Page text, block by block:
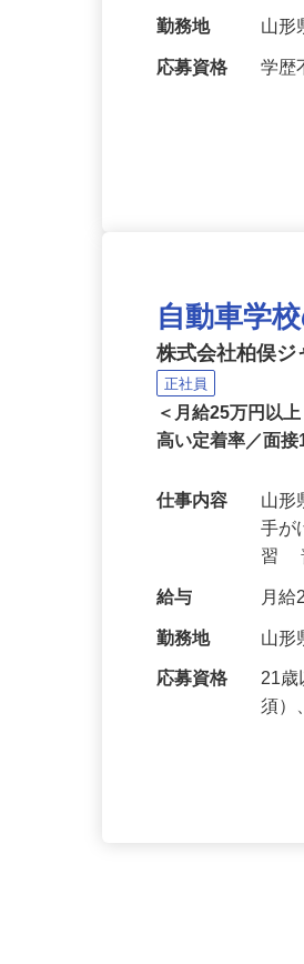
給与 月
勤務地 山形
自動車学
株式会社柏俣
正社員
＜月給25万円以
山
手
習
給与 月給
勤務地 山